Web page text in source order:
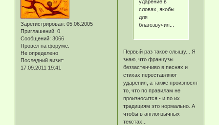
Зарегистрирован: 05.06.2005
Приглашений: 0
Сообщений: 3066
Провел на форуме:
Не определено
Последний визит:
17.09.2011 19:41
ударение в
словах, якобы
для
благозвучия...
Первый раз такое слышу... Я
знаю, что французы
беззастенчиво в песнях и
стихах переставляют
ударения, а также произносят
то, что по правилам не
произносится - и по их
традициям это нормально. А
чтобы в англоязычных
текстах...